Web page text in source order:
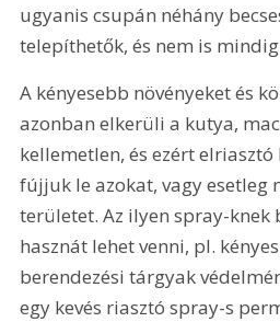
ugyanis csupán néhány
telepíthetők, és nem is
A kényesebb növényeket és
azonban elkerüli a kutya,
kellemetlen, és ezért
fújjuk le azokat, vagy esetleg
területet. Az ilyen spray-knek
hasznát lehet venni, pl.
berendezési tárgyak
egy kevés riasztó spray-s